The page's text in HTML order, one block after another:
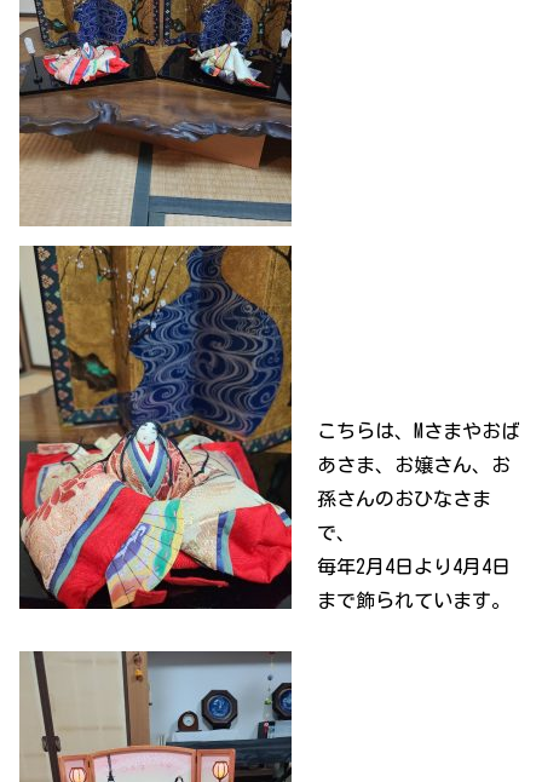
こちらは、Mさまやおば
あさま、お嬢さん、お
孫さんのおひなさま
で、
毎年2月4日より4月4日
まで飾られています。